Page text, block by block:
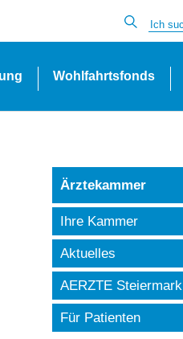
Wohlfahrtsfonds
Ärztekammer
Ihre Kammer
Aktuelles
AERZTE Steiermark
Für Patienten